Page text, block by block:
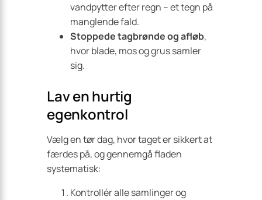
vandpytter efter regn – et tegn på
manglende fald.
Stoppede tagbrønde og afløb,
hvor blade, mos og grus samler
sig.
Lav en hurtig
egenkontrol
Vælg en tør dag, hvor taget er sikkert at
færdes på, og gennemgå fladen
systematisk:
Kontrollér alle samlinger og